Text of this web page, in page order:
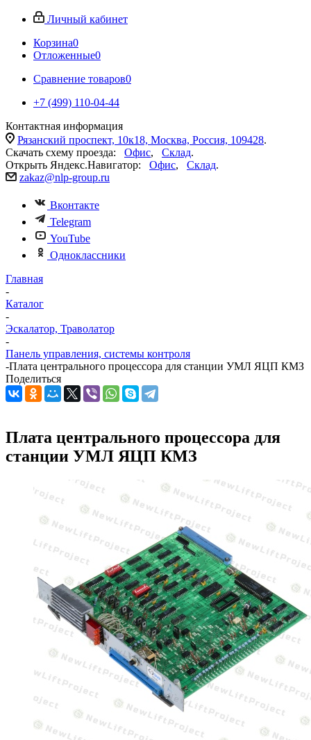
Личный кабинет
Корзина0
Отложенные0
Сравнение товаров0
+7 (499) 110-04-44
Контактная информация
Рязанский проспект, 10к18, Москва, Россия, 109428.
Скачать схему проезда: Офис, Склад.
Открыть Яндекс.Навигатор: Офис, Склад.
zakaz@nlp-group.ru
Вконтакте
Telegram
YouTube
Одноклассники
Главная
-
Каталог
-
Эскалатор, Траволатор
-
Панель управления, системы контроля
-Плата центрального процессора для станции УМЛ ЯЦП КМЗ
Поделиться
Плата центрального процессора для
станции УМЛ ЯЦП КМЗ